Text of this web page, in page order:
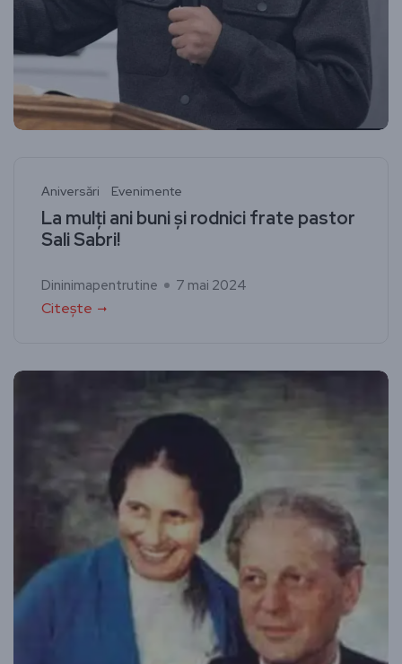
Aniversări Evenimente
La mulți ani buni și rodnici frate pastor
Sali Sabri!
Dininimapentrutine 7 mai 2024
Citește